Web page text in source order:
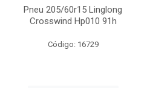
Pneu 205/60r15 Linglong
Crosswind Hp010 91h
Código: 16729